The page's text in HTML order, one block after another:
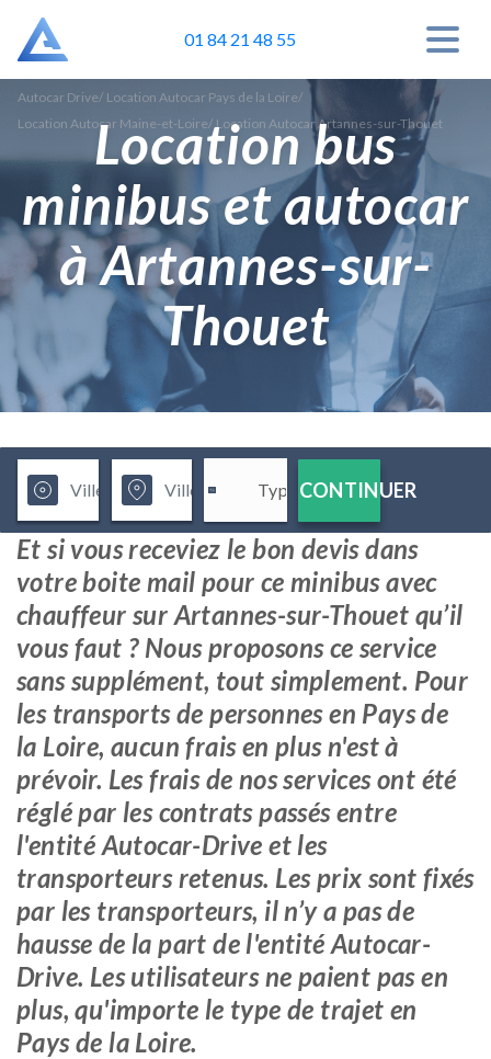
01 84 21 48 55
Autocar Drive/ Location Autocar Pays de la Loire/
Location Autocar Maine-et-Loire/ Location Autocar Artannes-sur-Thouet
Location bus
minibus et autocar
à Artannes-sur-
Thouet
CONTINUER
Et si vous receviez le bon devis dans
votre boite mail pour ce minibus avec
chauffeur sur Artannes-sur-Thouet qu’il
vous faut ? Nous proposons ce service
sans supplément, tout simplement. Pour
les transports de personnes en Pays de
la Loire, aucun frais en plus n'est à
prévoir. Les frais de nos services ont été
réglé par les contrats passés entre
l'entité Autocar-Drive et les
transporteurs retenus. Les prix sont fixés
par les transporteurs, il n’y a pas de
hausse de la part de l'entité Autocar-
Drive. Les utilisateurs ne paient pas en
plus, qu'importe le type de trajet en
Pays de la Loire.